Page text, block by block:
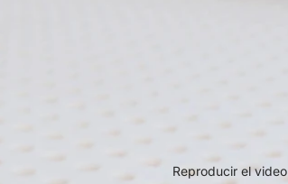
Reproducir el video